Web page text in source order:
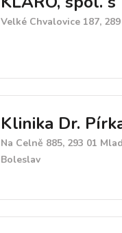
Velké Chvalovice 187,
Klinika Dr.
Na Celně 885, 293 01
Boleslav